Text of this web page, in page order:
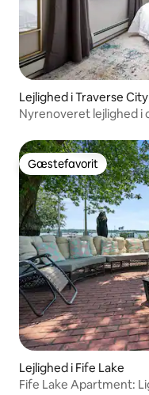
Lejlighed i Traverse City
Nyrenoveret lejlighed i
Gæstefavorit
Gæstefavorit
Lejlighed i Fife Lake
Fife Lake Apartment: